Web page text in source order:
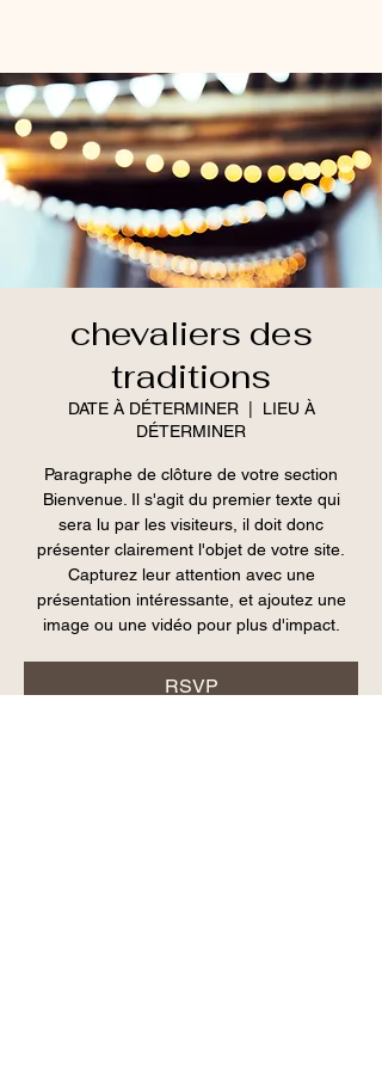
chevaliers des
traditions
DATE À DÉTERMINER
  |
LIEU À
DÉTERMINER
Paragraphe de clôture de votre section
Bienvenue. Il s'agit du premier texte qui
sera lu par les visiteurs, il doit donc
présenter clairement l'objet de votre site.
Capturez leur attention avec une
présentation intéressante, et ajoutez une
image ou une vidéo pour plus d'impact.
RSVP